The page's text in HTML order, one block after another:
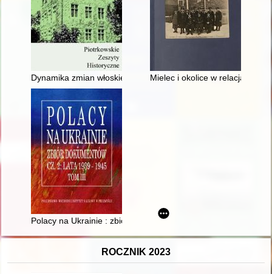
Dynamika zmian włoskiego systemu partyjnego po
Mielec i okolice w relacjach
Polacy na Ukrainie : zbiór dokumentów. Cz. 2, T. 3
ROCZNIK 2023